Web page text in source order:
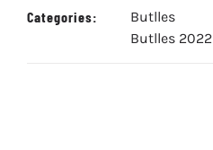
Categories:
Butlles
Butlles 2022